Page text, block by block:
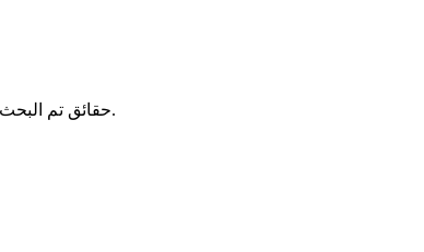
حقائق تم البحث فيها جيدًا وتم نسجها معًا في نص يشبه القصة الجذابة.